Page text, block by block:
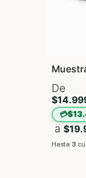
De
💳
a
Hasta 3